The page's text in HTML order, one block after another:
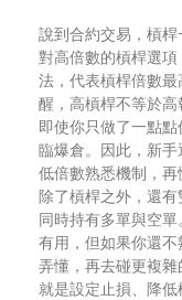
說到合約交易，槓
對高倍數的槓桿選
法，代表槓桿倍數
醒，高槓桿不等於高
即使你只做了一點
臨爆倉。因此，新
低倍數熟悉機制，
除了槓桿之外，還
同時持有多單與空
有用，但如果你還
弄懂，再去碰更複
就是設定止損、降